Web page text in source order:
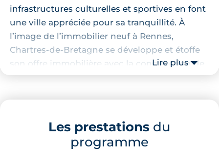
infrastructures culturelles et sportives en font
une ville appréciée pour sa tranquillité. À
l’image de l’immobilier neuf à Rennes,
Chartres-de-Bretagne se développe et étoffe
son offre immobilière avec la construction de
logements.
Localisation de la résidence
Non loin de la Seiche et du parc de loisirs, la
résidence se situe dans un havre de paix. Pour
les amoureux de nature et de tranquillité, ce
Lire plus
Les prestations du
programme